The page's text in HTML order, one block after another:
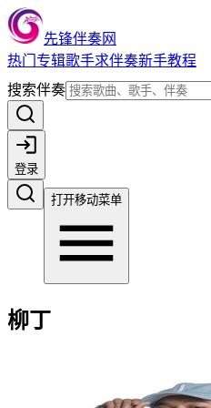
先锋伴奏网
热门 专辑歌手求伴奏新手教程
搜索伴奏
登录
打开移动菜单
柳丁